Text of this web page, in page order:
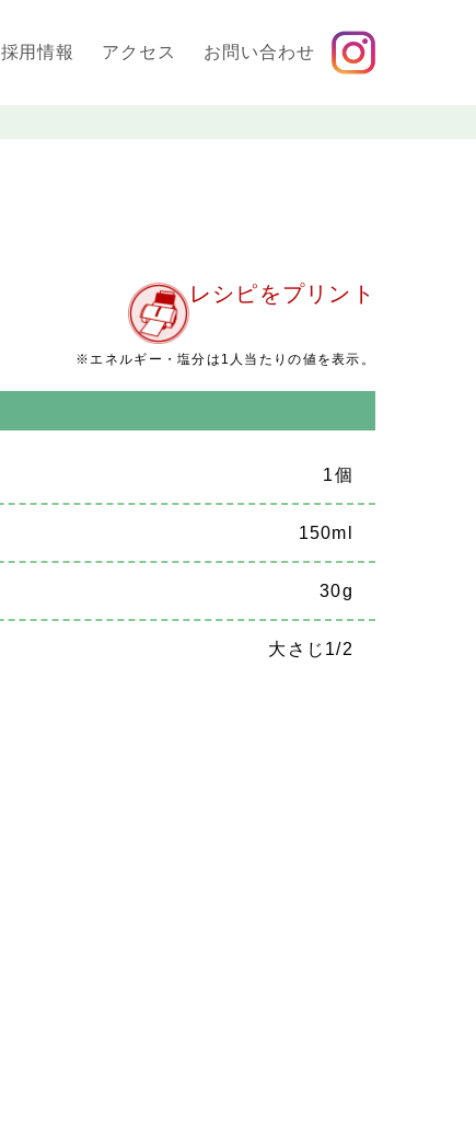
採用情報 アクセス お問い合わせ
レシピをプリント
※エネルギー・塩分は1人当たりの値を表示。
1個
150ml
30g
大さじ1/2